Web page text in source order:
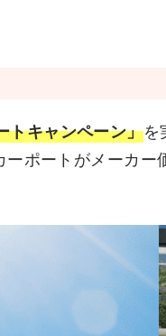
トキャンペーン」を
ポートがメーカ